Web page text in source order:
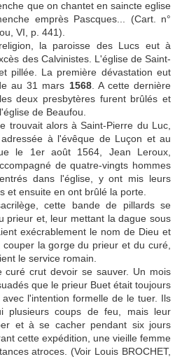
que on chantet en saincte eglise
emprès Pascques... (Cart. n°
VI, p. 441).
la paroisse des Lucs eut à
des Calvinistes. L'église de Saint-
pillée. La première dévastation eut
au 31 mars 1568. A cette dernière
deux presbytères furent brûlés et
de Beaufou.
trouvait alors à Saint-Pierre du Luc,
à l'évêque de Luçon et au
le 1er août 1564, Jean Leroux,
de quatre-vingts hommes
dans l'église, y ont mis leurs
et ensuite en ont brûlé la porte.
cette bande de pillards se
prieur et, leur mettant la dague sous
exécrablement le nom de Dieu et
la gorge du prieur et du curé,
le service romain.
crut devoir se sauver. Un mois
que le prieur Buet était toujours
l'intention formelle de le tuer. Ils
plusieurs coups de feu, mais leur
et à se cacher pendant six jours
cette expédition, une vieille femme
atroces. (Voir Louis BROCHET,